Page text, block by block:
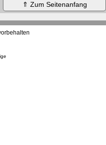
⇑ Zum Seitenanfang